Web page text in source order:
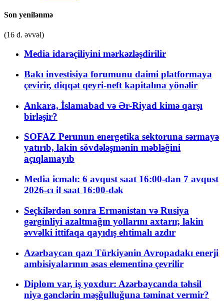
Son yenilənmə
(16 d. əvvəl)
Media idarəçiliyini mərkəzləşdirilir
Bakı investisiya forumunu daimi platformaya
çevirir, diqqət qeyri-neft kapitalına yönəlir
Ankara, İslamabad və Ər-Riyad kimə qarşı
birləşir?
SOFAZ Perunun energetika sektoruna sərmayə
yatırıb, lakin sövdələşmənin məbləğini
açıqlamayıb
Media icmalı: 6 avqust saat 16:00-dan 7 avqust
2026-cı il saat 16:00-dək
Seçkilərdən sonra Ermənistan və Rusiya
gərginliyi azaltmağın yollarını axtarır, lakin
əvvəlki ittifaqa qayıdış ehtimalı azdır
Azərbaycan qazı Türkiyənin Avropadakı enerji
ambisiyalarının əsas elementinə çevrilir
Diplom var, iş yoxdur: Azərbaycanda təhsil
niyə gənclərin məşğulluğuna təminat vermir?